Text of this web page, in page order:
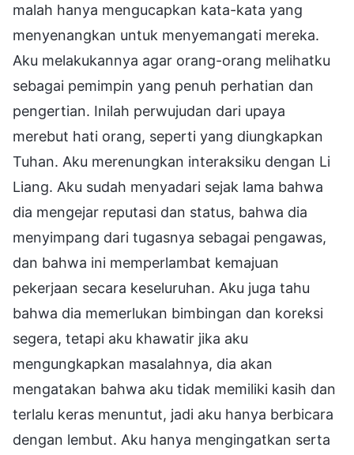
malah hanya mengucapkan kata-kata yang
menyenangkan untuk menyemangati mereka.
Aku melakukannya agar orang-orang melihatku
sebagai pemimpin yang penuh perhatian dan
pengertian. Inilah perwujudan dari upaya
merebut hati orang, seperti yang diungkapkan
Tuhan. Aku merenungkan interaksiku dengan Li
Liang. Aku sudah menyadari sejak lama bahwa
dia mengejar reputasi dan status, bahwa dia
menyimpang dari tugasnya sebagai pengawas,
dan bahwa ini memperlambat kemajuan
pekerjaan secara keseluruhan. Aku juga tahu
bahwa dia memerlukan bimbingan dan koreksi
segera, tetapi aku khawatir jika aku
mengungkapkan masalahnya, dia akan
mengatakan bahwa aku tidak memiliki kasih dan
terlalu keras menuntut, jadi aku hanya berbicara
dengan lembut. Aku hanya mengingatkan serta